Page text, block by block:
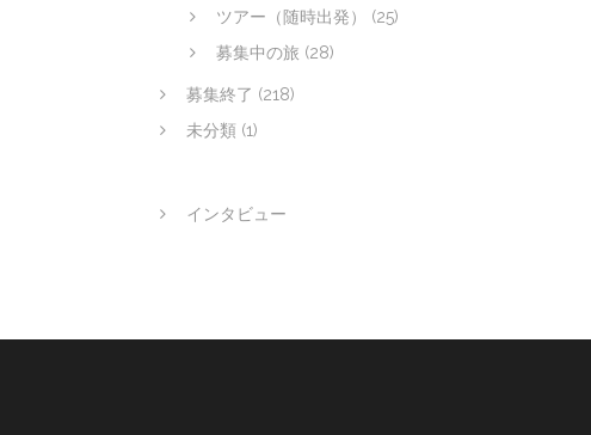
ツアー（随時出発）
(25)
募集中の旅 (28)
募集終了 (218)
未分類 (1)
インタビュー